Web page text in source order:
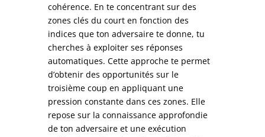
cohérence. En te concentrant sur des
zones clés du court en fonction des
indices que ton adversaire te donne, tu
cherches à exploiter ses réponses
automatiques. Cette approche te permet
d’obtenir des opportunités sur le
troisième coup en appliquant une
pression constante dans ces zones. Elle
repose sur la connaissance approfondie
de ton adversaire et une exécution